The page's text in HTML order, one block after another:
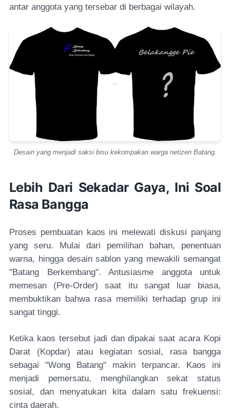
antar anggota yang tersebar di berbagai wilayah.
Desain yang menjadi saksi bisu kekompakan warga netizen Batang.
Lebih Dari Sekadar Gaya, Ini Soal
Rasa Bangga
Proses pembuatan kaos ini melewati diskusi panjang
yang seru. Mulai dari pemilihan bahan, penentuan
warna, hingga desain sablon yang mewakili semangat
"Batang Berkembang". Antusiasme anggota untuk
memesan (Pre-Order) saat itu sangat luar biasa,
membuktikan bahwa rasa memiliki terhadap grup ini
sangat tinggi.
Ketika kaos tersebut jadi dan dipakai saat acara Kopi
Darat (Kopdar) atau kegiatan sosial, rasa bangga
sebagai "Wong Batang" makin terpancar. Kaos ini
menjadi pemersatu, menghilangkan sekat status
sosial, dan menyatukan kita dalam satu frekuensi:
cinta daerah.